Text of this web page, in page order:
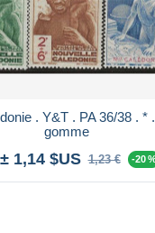
. Y&T . PA 36/38 . *
gomme
± 1,14 $US 1,23 € -20